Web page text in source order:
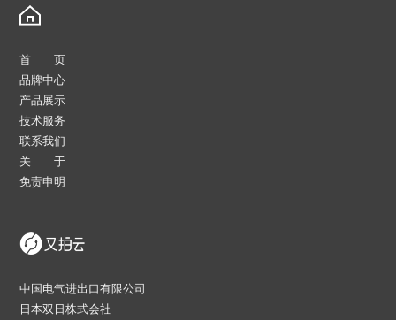
首 页
品牌中心
产品展示
技术服务
联系我们
关 于
免责申明
中国电气进出口有限公司
日本双日株式会社